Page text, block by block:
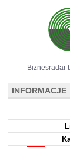
Biznesradar
INFORMACJE